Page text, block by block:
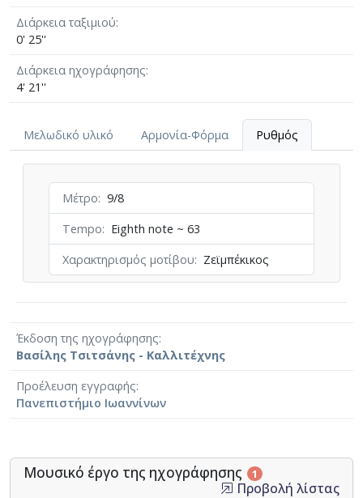
Διάρκεια ταξιμιού
0' 25''
Διάρκεια ηχογράφησης
4' 21''
Μελωδικό υλικό Αρμονία-Φόρμα Ρυθμός
Μέτρο
9/8
Tempo
Eighth note ~ 63
Χαρακτηρισμός μοτίβου
Ζεϊμπέκικος
Έκδοση της ηχογράφησης
Βασίλης Τσιτσάνης - Καλλιτέχνης
Προέλευση εγγραφής
Πανεπιστήμιο Ιωαννίνων
Μουσικό έργο της ηχογράφησης 1
Προβολή λίστας